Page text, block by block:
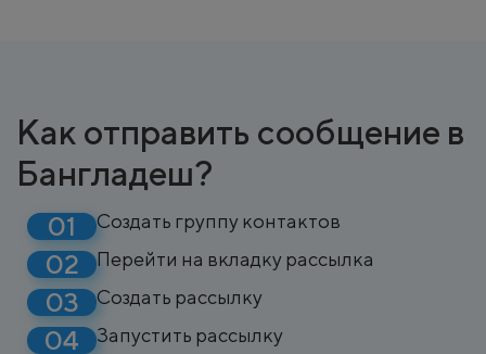
Как отправить сообщение в
Бангладеш?
Создать группу контактов
Перейти на вкладку рассылка
Создать рассылку
Запустить рассылку